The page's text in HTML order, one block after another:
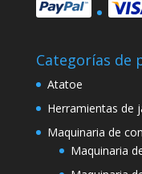
Categorías de
Atatoe
Herramientas de
Maquinaria de
Maquinaria